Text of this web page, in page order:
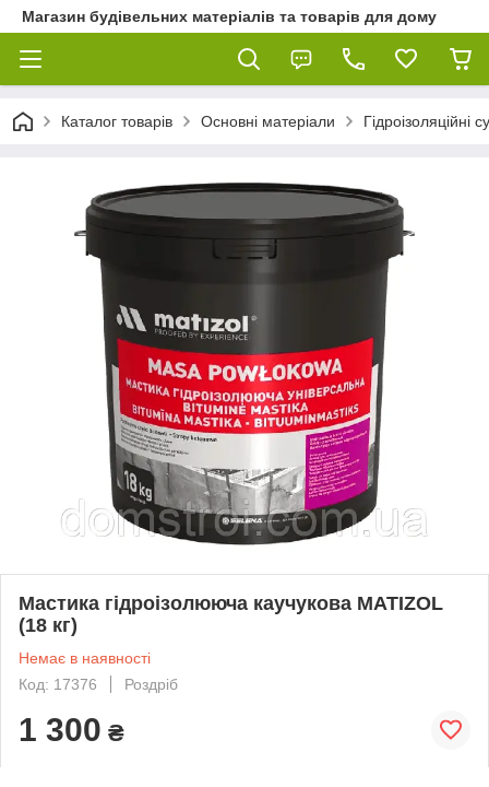
Магазин будівельних матеріалів та товарів для дому
Каталог товарів Основні матеріали Гідроізоляційні
Мастика гідроізолююча каучукова MATIZOL
(18 кг)
Немає в наявності
Код: 17376
Роздріб
1 300 ₴